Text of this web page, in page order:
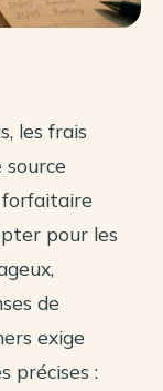
les frais
source
forfaitaire
pour les
de
exige
précises :